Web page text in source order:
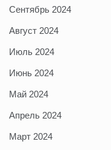
Сентябрь 2024
Август 2024
Июль 2024
Июнь 2024
Май 2024
Апрель 2024
Март 2024